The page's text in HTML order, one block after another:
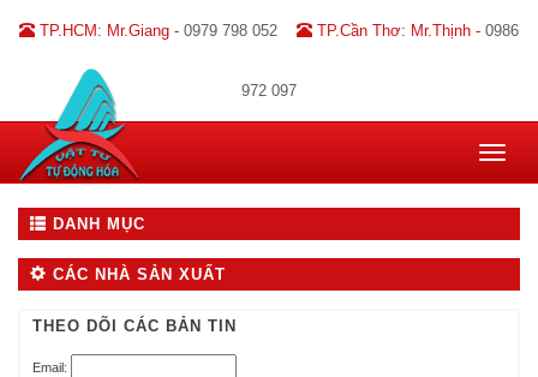
TP.HCM: Mr.Giang - 0979 798 052 TP.Cần Thơ: Mr.Thịnh - 0986
972 097
Toggle
DANH MỤC
CÁC NHÀ SẢN XUẤT
THEO DÕI CÁC BẢN TIN
Email: